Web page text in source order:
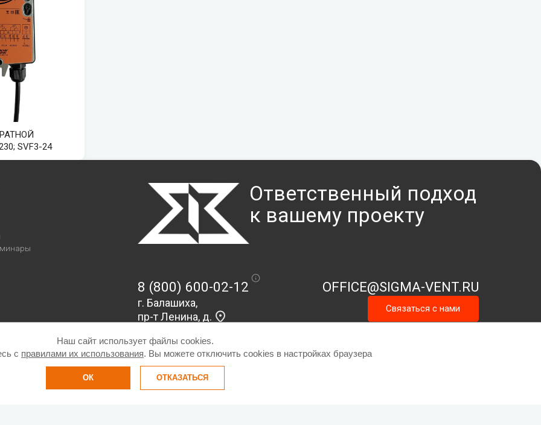
SVF3-24
Ответственный подход
к вашему проекту
8 (800) 600-02-12 OFFICE@SIGMA-VENT.RU
г. Балашиха,
пр-т Ленина, д.
Связаться с нами
Наш сайт использует файлы cookies.
с правилами их использования. Вы можете отключить cookies в настройках браузера
ОК ОТКАЗАТЬСЯ